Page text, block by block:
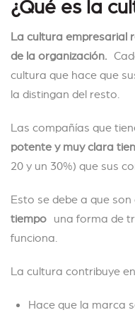
¿Qué es la
La cultura empresarial
de la organización.
cultura que hace que
la distingan del resto.
Las compañías que
potente y muy clara
20 y un 30%) que sus
Esto se debe a que son
tiempo una forma de
funciona.
La cultura contribuye en
Hace que la marca